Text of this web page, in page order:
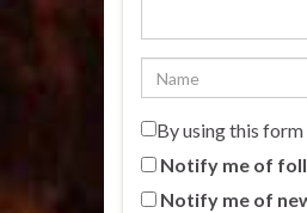
By using this
Notify me of
Notify me of